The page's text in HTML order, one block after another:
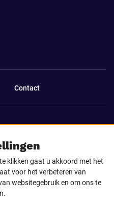
klikken gaat u akkoord met het
voor het verbeteren van
websitegebruik en om ons te
Contact
TikTok